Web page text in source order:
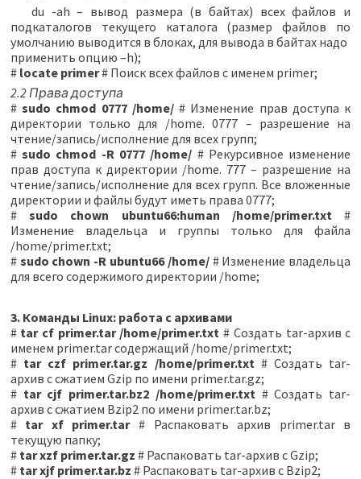
du -ah – вывод размера (в байтах) всех файлов и
подкаталогов текущего каталога (размер файлов по
умолчанию выводится в блоках, для вывода в байтах надо
применить опцию –h);
# locate primer# Поиск всех файлов с именем primer;
2.2 Права доступа
#sudo chmod 0777 /home/# Изменение прав доступа к
директории только для /home. 0777 – разрешение на
чтение/запись/исполнение для всех групп;
#sudo chmod -R 0777 /home/ # Рекурсивное изменение
прав доступа к директории /home. 777 – разрешение на
чтение/запись/исполнение для всех групп. Все вложенные
директории и файлы будут иметь права 0777;
#sudo chown ubuntu66:human /home/primer.txt #
Изменение владельца и группы только для файла
/home/primer.txt;
# sudo chown -R ubuntu66 /home/# Изменение владельца
для всего содержимого директории /home;
3. Команды Linux: работа с архивами
#tar cf primer.tar /home/primer.txt # Создать tar-архив с
именем primer.tar содержащий /home/primer.txt;
# tar czf primer.tar.gz /home/primer.txt # Cоздать tar-
архив с сжатием Gzip по имени primer.tar.gz;
# tar cjf primer.tar.bz2 /home/primer.txt # Cоздать tar-
архив с сжатием Bzip2 по имени primer.tar.bz;
# tar xf primer.tar# Распаковать архив primer.tar в
текущую папку;
# tar xzf primer.tar.gz # Распаковать tar-архив с Gzip;
# tar xjf primer.tar.bz # Распаковать tar-архив с Bzip2;